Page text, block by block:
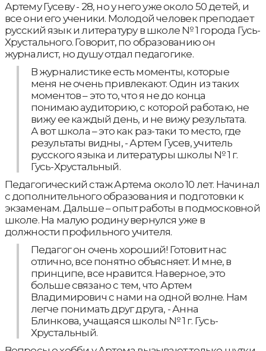
Артему Гусеву - 28, но у него уже около 50 детей, и
все они его ученики. Молодой человек преподает
русский язык и литературу в школе № 1 города Гусь-
Хрустального. Говорит, по образованию он
журналист, но душу отдал педагогике.
В журналистике есть моменты, которые
меня не очень привлекают. Один из таких
моментов – это то, что я не до конца
понимаю аудиторию, с которой работаю, не
вижу ее каждый день, и не вижу результата.
А вот школа – это как раз-таки то место, где
результаты видны, - Артем Гусев, учитель
русского языка и литературы школы № 1 г.
Гусь-Хрустальный.
Педагогический стаж Артема около 10 лет. Начинал
с дополнительного образования и подготовки к
экзаменам. Дальше – опыт работы в подмосковной
школе. На малую родину вернулся уже в
должности профильного учителя.
Педагог он очень хороший! Готовит нас
отлично, все понятно объясняет. И мне, в
принципе, все нравится. Наверное, это
больше связано с тем, что Артем
Владимирович с нами на одной волне. Нам
легче понимать друг друга, - Анна
Блинкова, учащаяся школы № 1 г. Гусь-
Хрустальный.